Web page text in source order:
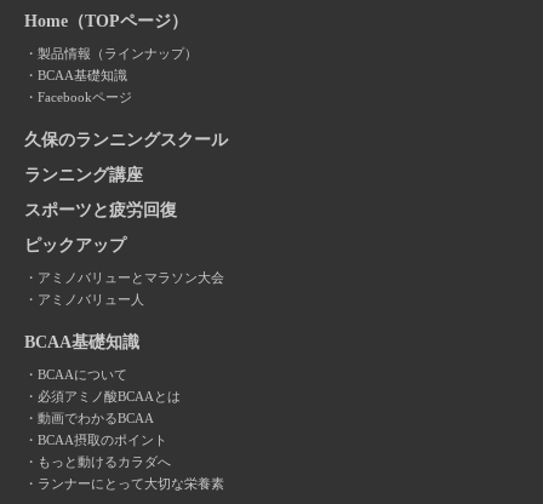
Home（TOPページ）
製品情報（ラインナップ）
BCAA基礎知識
Facebookページ
久保のランニングスクール
ランニング講座
スポーツと疲労回復
ピックアップ
アミノバリューとマラソン大会
アミノバリュー人
BCAA基礎知識
BCAAについて
必須アミノ酸BCAAとは
動画でわかるBCAA
BCAA摂取のポイント
もっと動けるカラダへ
ランナーにとって大切な栄養素